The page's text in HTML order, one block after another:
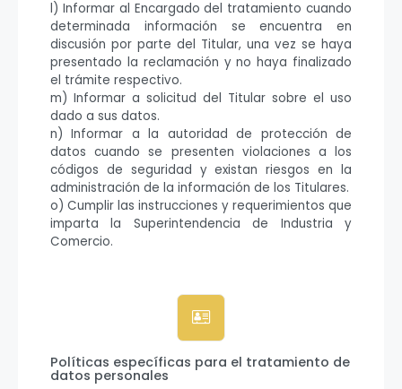
l) Informar al Encargado del tratamiento cuando
determinada información se encuentra en
discusión por parte del Titular, una vez se haya
presentado la reclamación y no haya finalizado
el trámite respectivo.
m) Informar a solicitud del Titular sobre el uso
dado a sus datos.
n) Informar a la autoridad de protección de
datos cuando se presenten violaciones a los
códigos de seguridad y existan riesgos en la
administración de la información de los Titulares.
o) Cumplir las instrucciones y requerimientos que
imparta la Superintendencia de Industria y
Comercio.
Políticas específicas para el tratamiento de
datos personales